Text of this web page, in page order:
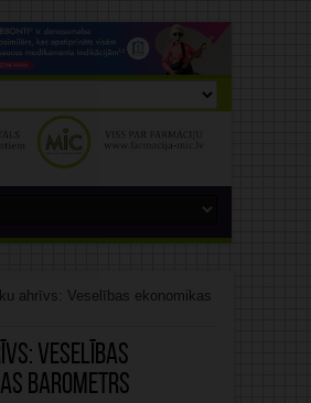
ahrīvs: Veselības ekonomikas
Veselības
barometrs